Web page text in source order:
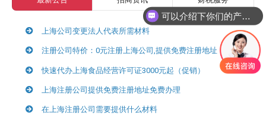
上海公司变更法人代表所需材料
注册公司特价：0元注册上海公司,提供免费注册地址
快速代办上海食品经营许可证3000元起（促销）
上海注册公司提供免费注册地址免费办理
在上海注册公司需要提供什么材料
可以介绍下你们的产品么